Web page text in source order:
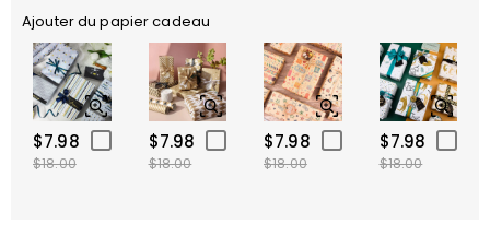
Ajouter du papier cadeau
$7.98
$18.00
$7.98
$18.00
$7.98
$18.00
$7.98
$18.00